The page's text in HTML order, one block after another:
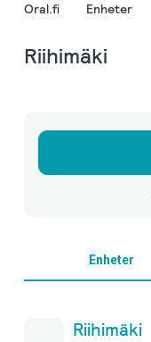
Oral.fi Enheter
Riihimäki
Enheter
Riihimäki